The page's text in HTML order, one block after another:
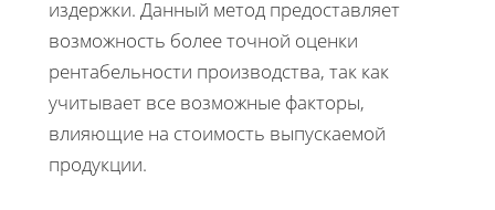
издержки. Данный метод предоставляет
возможность более точной оценки
рентабельности производства, так как
учитывает все возможные факторы,
влияющие на стоимость выпускаемой
продукции.